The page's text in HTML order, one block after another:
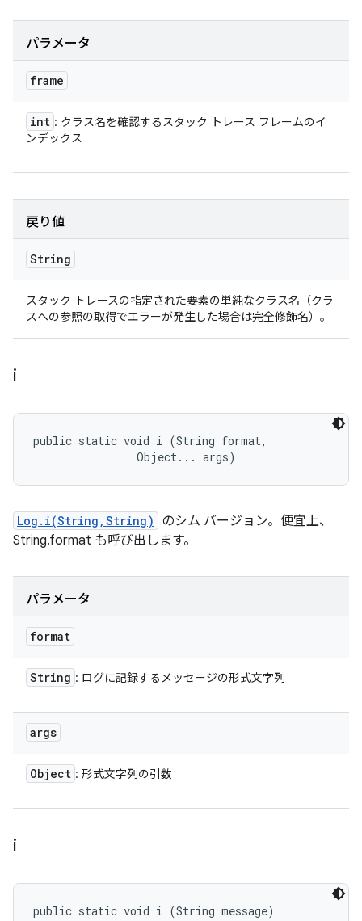
パラメータ
frame
int : クラス名を確認するスタック トレース フレームのイ
ンデックス
戻り値
String
スタック トレースの指定された要素の単純なクラス名（クラ
スへの参照の取得でエラーが発生した場合は完全修飾名）。
i
public static void i (String format,
                Object... args)
Log.i(String,String)
のシム バージョン。便宜上、
String.format も呼び出します。
パラメータ
format
String : ログに記録するメッセージの形式文字列
args
Object : 形式文字列の引数
i
public static void i (String message)